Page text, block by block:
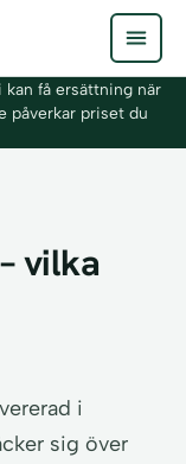
kan få ersättning när
påverkar priset du
vilka
i
sig över